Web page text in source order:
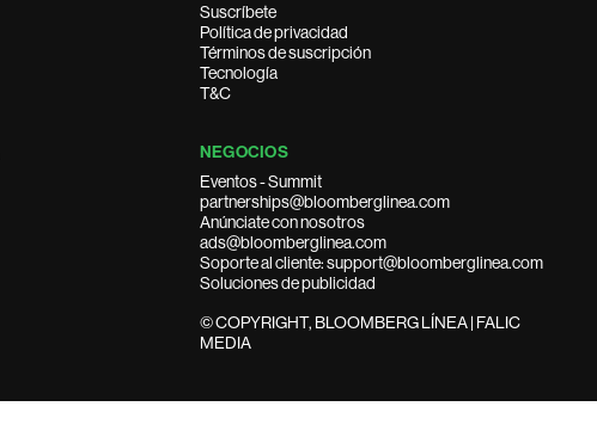
Suscríbete
Política de privacidad
Términos de suscripción
Tecnología
T&C
NEGOCIOS
Eventos - Summit
partnerships@bloomberglinea.com
Anúnciate con nosotros
ads@bloomberglinea.com
Soporte al cliente: support@bloomberglinea.com
Soluciones de publicidad
© COPYRIGHT, BLOOMBERG LÍNEA | FALIC
MEDIA